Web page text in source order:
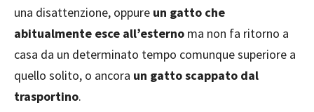
una disattenzione, oppure un gatto che
abitualmente esce all’esterno ma non fa ritorno a
casa da un determinato tempo comunque superiore a
quello solito, o ancora un gatto scappato dal
trasportino.